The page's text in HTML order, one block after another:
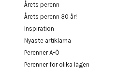
Årets perenn
Årets perenn 30 år!
Inspiration
Nyaste artiklarna
Perenner A-Ö
Perenner för olika lägen